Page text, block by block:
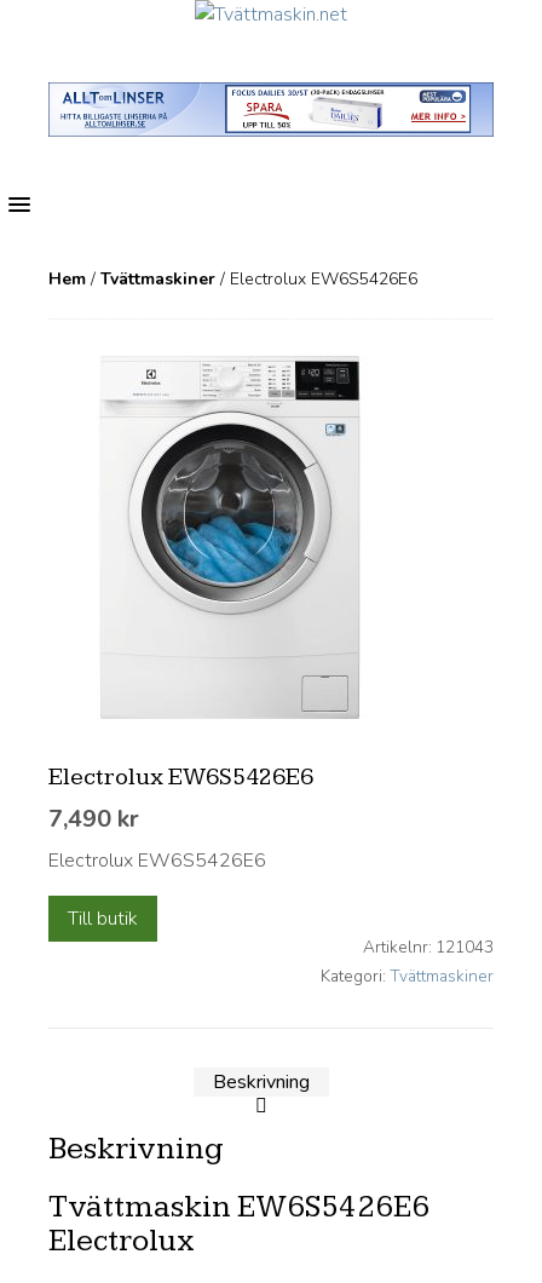
MENU
Hem/ Tvättmaskiner/ Electrolux EW6S5426E6
Electrolux EW6S5426E6
7,490 kr
Electrolux EW6S5426E6
Till butik
Artikelnr: 121043
Kategori: Tvättmaskiner
Beskrivning
Beskrivning
Tvättmaskin EW6S5426E6
Electrolux